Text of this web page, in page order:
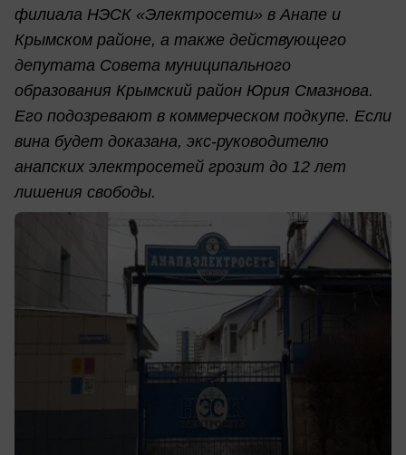
филиала НЭСК «Электросети» в Анапе и
Крымском районе, а также действующего
депутата Совета муниципального
образования Крымский район Юрия Смазнова.
Его подозревают в коммерческом подкупе. Если
вина будет доказана, экс-руководителю
анапских электросетей грозит до 12 лет
лишения свободы.